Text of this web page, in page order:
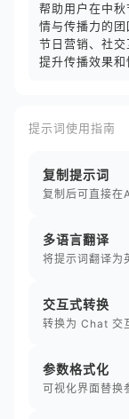
帮助用户在中
情与传播力的
节日营销、社
提升传播效果和
提示词使用指南
复制提示词
复制后可直接在
多语言翻译
将提示词翻译为
交互式转换
转换为 Chat 交
参数格式化
可视化界面替换